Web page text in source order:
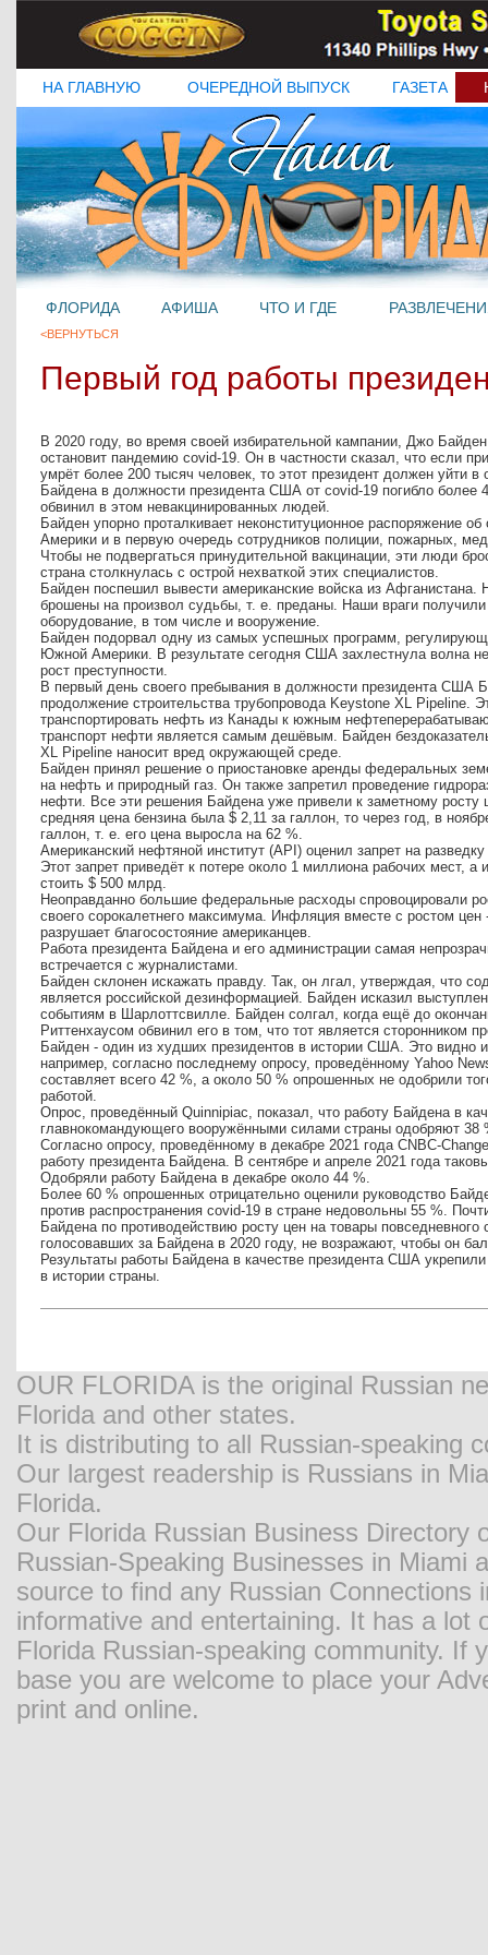
НА ГЛАВНУЮ ОЧЕРЕДНОЙ ВЫПУСК ГАЗЕТА
ФЛОРИДА АФИША ЧТО И ГДЕ
<ВЕРНУТЬСЯ
Первый год работы
В 2020 году, во время своей избирательной кампании, Джо
остановит пандемию covid-19. Он в частности сказал, что если
умрёт более 200 тысяч человек, то этот президент должен уйти в
Байдена в должности президента США от covid-19 погибло более
обвинил в этом невакцинированных людей.
Байден упорно проталкивает неконституционное распоряжение
Америки и в первую очередь сотрудников полиции, пожарных,
Чтобы не подвергаться принудительной вакцинации, эти люди
страна столкнулась с острой нехваткой этих специалистов.
Байден поспешил вывести американские войска из
брошены на произвол судьбы, т. е. преданы. Наши враги получили
оборудование, в том числе и вооружение.
Байден подорвал одну из самых успешных программ,
Южной Америки. В результате сегодня США захлестнула волна
рост преступности.
В первый день своего пребывания в должности президента США
продолжение строительства трубопровода Keystone XL Pipeline.
транспортировать нефть из Канады к южным
транспорт нефти является самым дешёвым. Байден
XL Pipeline наносит вред окружающей среде.
Байден принял решение о приостановке аренды федеральных
на нефть и природный газ. Он также запретил проведение
нефти. Все эти решения Байдена уже привели к заметному росту
средняя цена бензина была $ 2,11 за галлон, то через год, в
галлон, т. е. его цена выросла на 62 %.
Американский нефтяной институт (API) оценил запрет на
Этот запрет приведёт к потере около 1 миллиона рабочих мест,
стоить $ 500 млрд.
Неоправданно большие федеральные расходы спровоцировали
своего сорокалетнего максимума. Инфляция вместе с ростом
разрушает благосостояние американцев.
Работа президента Байдена и его администрации самая
встречается с журналистами.
Байден склонен искажать правду. Так, он лгал, утверждая, что
является российской дезинформацией. Байден исказил
событиям в Шарлоттсвилле. Байден солгал, когда ещё до
Риттенхаусом обвинил его в том, что тот является сторонником
Байден - один из худших президентов в истории США. Это видно
например, согласно последнему опросу, проведённому Yahoo
составляет всего 42 %, а около 50 % опрошенных не одобрили
работой.
Опрос, проведённый Quinnipiac, показал, что работу Байдена в
главнокомандующего вооружёнными силами страны одобряют 38
Согласно опросу, проведённому в декабре 2021 года CNBC-
работу президента Байдена. В сентябре и апреле 2021 года
Одобряли работу Байдена в декабре около 44 %.
Более 60 % опрошенных отрицательно оценили руководство
против распространения covid-19 в стране недовольны 55 %.
Байдена по противодействию росту цен на товары
голосовавших за Байдена в 2020 году, не возражают, чтобы он
Результаты работы Байдена в качестве президента США
в истории страны.
OUR FLORIDA is the original Russian
Florida and other states.
It is distributing to all Russian-speaking
Our largest readership is Russians in
Florida.
Our Florida Russian Business Directory
Russian-Speaking Businesses in Miami
source to find any Russian
informative and entertaining. It has a
Florida Russian-speaking community. If
base you are welcome to place your
print and online.